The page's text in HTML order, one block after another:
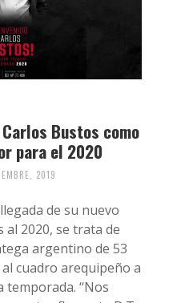
Bustos como
para el 2020
2019
de su nuevo
2020, se trata de
argentino de 53
cuadro arequipeño a
‘‘Nos